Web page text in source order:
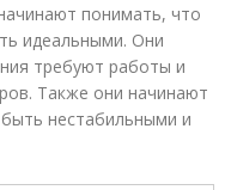
Равенства в
отношениях
понимать, что
идеальными. Они
требуют работы и
Также они начинают
нестабильными и